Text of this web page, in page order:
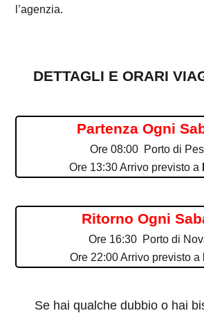
l’agenzia.
DETTAGLI E ORARI
Partenza Ogni
Ore 08:00 Porto di
Ore 13:30 Arrivo previsto a
Ritorno Ogni
Ore 16:30 Porto di
Ore 22:00 Arrivo previsto a
Se hai qualche dubbio o hai